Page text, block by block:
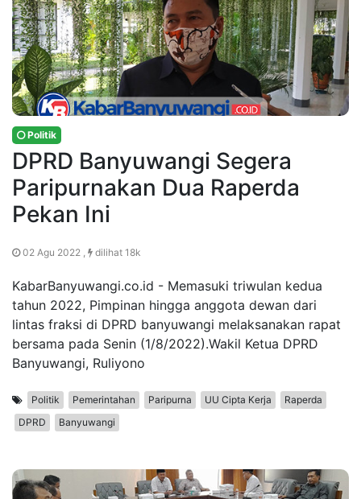
Politik
DPRD Banyuwangi Segera
Paripurnakan Dua Raperda
Pekan Ini
02 Agu 2022 , dilihat 18k
KabarBanyuwangi.co.id - Memasuki triwulan kedua
tahun 2022, Pimpinan hingga anggota dewan dari
lintas fraksi di DPRD banyuwangi melaksanakan rapat
bersama pada Senin (1/8/2022).Wakil Ketua DPRD
Banyuwangi, Ruliyono
Politik Pemerintahan Paripurna UU Cipta Kerja
Raperda
DPRD
Banyuwangi